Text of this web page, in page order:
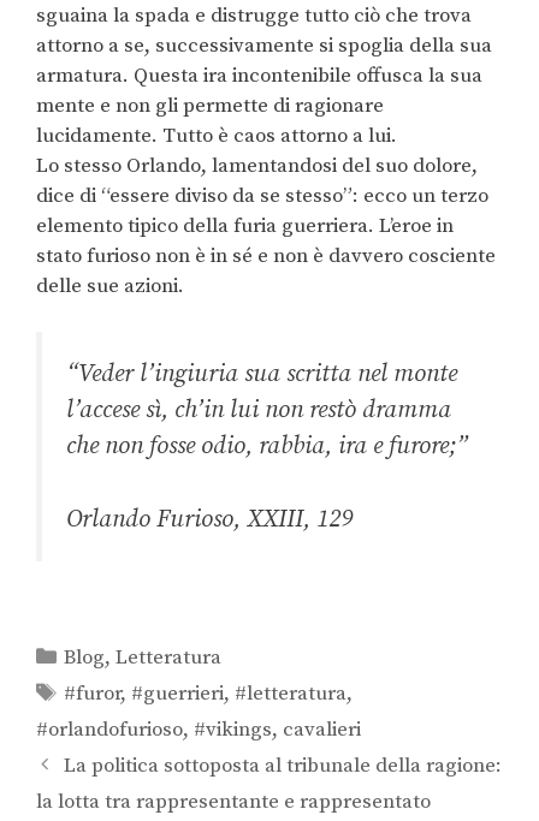
sguaina la spada e distrugge tutto ciò che trova
attorno a se, successivamente si spoglia della sua
armatura. Questa ira incontenibile offusca la sua
mente e non gli permette di ragionare
lucidamente. Tutto è caos attorno a lui.
Lo stesso Orlando, lamentandosi del suo dolore,
dice di “essere diviso da se stesso”: ecco un terzo
elemento tipico della furia guerriera. L’eroe in
stato furioso non è in sé e non è davvero cosciente
delle sue azioni.
“Veder l’ingiuria sua scritta nel monte
l’accese sì, ch’in lui non restò dramma
che non fosse odio, rabbia, ira e furore;”
Orlando Furioso, XXIII, 129
Blog,Letteratura
#furor, #guerrieri, #letteratura,
#orlandofurioso, #vikings, cavalieri
La politica sottoposta al tribunale della ragione:
la lotta tra rappresentante e rappresentato